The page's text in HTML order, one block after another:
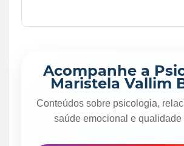
Acompanhe a
Maristela Vallim
Conteúdos sobre psicologia,
saúde emocional e qualidade